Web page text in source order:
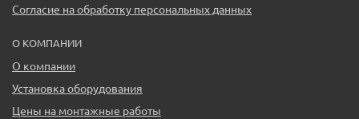
Согласие на обработку персональных данных
О КОМПАНИИ
О компании
Установка оборудования
Цены на монтажные работы